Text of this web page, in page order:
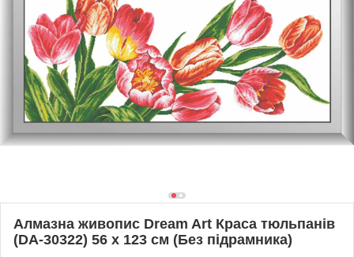
Алмазна живопис Dream Art Краса тюльпанів
(DA-30322) 56 х 123 см (Без підрамника)